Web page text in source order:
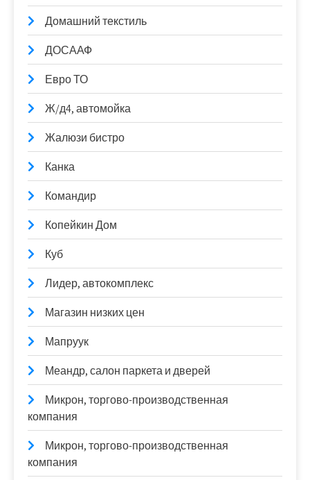
Домашний текстиль
ДОСААФ
Евро ТО
Ж/д4, автомойка
Жалюзи бистро
Канка
Командир
Копейкин Дом
Куб
Лидер, автокомплекс
Магазин низких цен
Мапруук
Меандр, салон паркета и дверей
Микрон, торгово-производственная
компания
Микрон, торгово-производственная
компания